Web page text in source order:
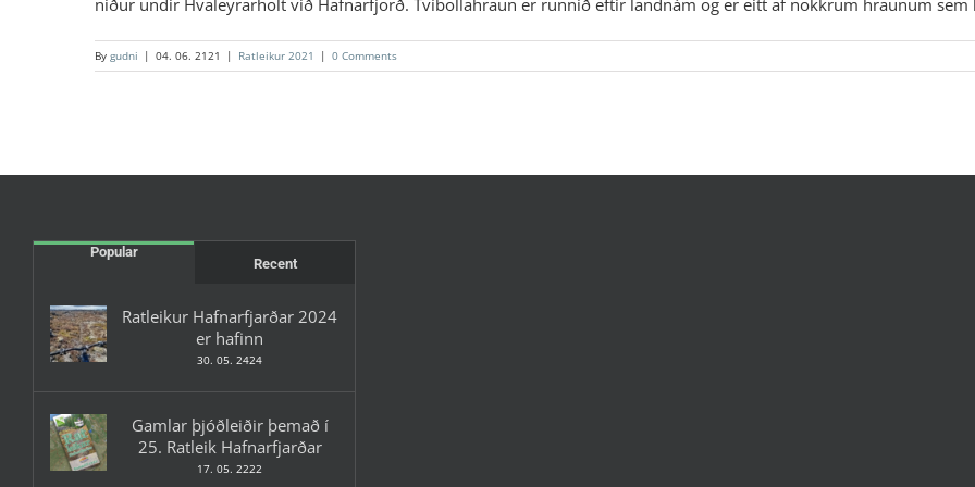
niður undir Hvaleyrarholt við Hafnarfjörð. Tvíbollahraun er runnið eftir landnám og er eitt af nokkrum hraunum
By gudni | 04. 06. 2121 | Ratleikur 2021 | 0 Comments
Popular
Recent
Ratleikur Hafnarfjarðar 2024
er hafinn
30. 05. 2424
Gamlar þjóðleiðir þemað í
25. Ratleik Hafnarfjarðar
17. 05. 2222